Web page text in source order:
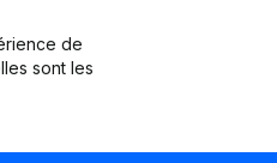
de
sont les